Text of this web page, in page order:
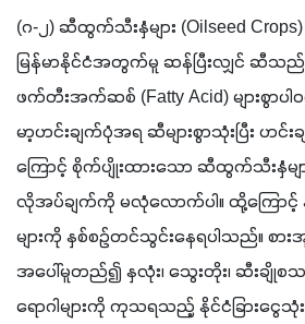
(ဂ-၂) ဆီထွက်သီးနှံများ (Oilseed
မြန်မာနိုင်ငံအတွက်မူ ဆန်ပြီးလျှင် ဆီ
ဖက်တီးအက်ဆစ် (Fatty Acid) များစွာပါ
မာ့ဟင်းချက်ပုံအရ ဆီများစွာသုံးပြီး
ကြောင့် စိုက်ပျိုးထားသော ဆီထွက်သီးနှံမ
လိုအပ်ချက်ကို မလုံလောက်ပါ။ ထို့ကြောင့် နို
များကို နှစ်စဉ်တင်သွင်းနေရပါသည်။ စ
အပေါ်မူတည်၍ နှလုံး၊ သွေးတိုး၊ ဆီးခ
ရောဂါများကို ကုသရသည့် နိုင်ငံခြားငွေ